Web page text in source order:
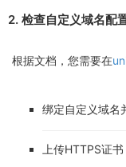
2. 检查自定义域名配
根据文档，您需要在
绑定自定义域名
上传HTTPS证书